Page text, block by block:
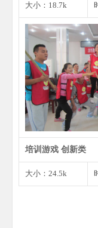
大小：18.7k
1、将预先准备
大家，确保每
培训游戏 创新类
大小：24.5k